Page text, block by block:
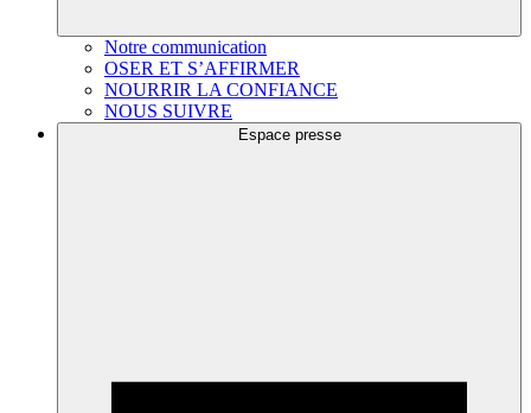
Notre communication
OSER ET S’AFFIRMER
NOURRIR LA CONFIANCE
NOUS SUIVRE
Espace presse